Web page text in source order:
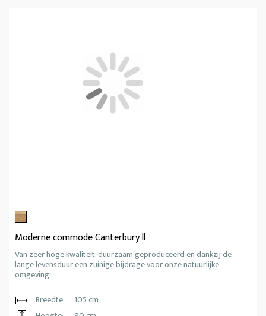
Moderne commode Canterbury ll
Van zeer hoge kwaliteit, duurzaam geproduceerd en dankzij de
lange levensduur een zuinige bijdrage voor onze natuurlijke
omgeving.
Breedte:
105 cm